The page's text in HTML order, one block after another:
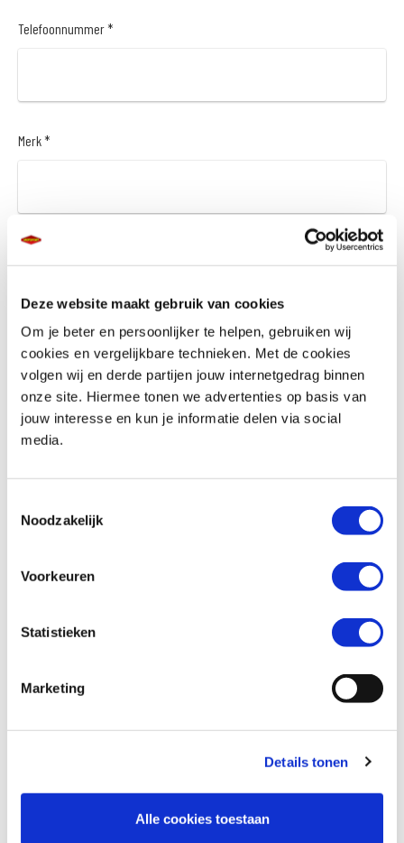
Deze website maakt gebruik van cookies
Om je beter en persoonlijker te helpen, gebruiken wij
cookies en vergelijkbare technieken. Met de cookies
volgen wij en derde partijen jouw internetgedrag binnen
onze site. Hiermee tonen we advertenties op basis van
jouw interesse en kun je informatie delen via social
media.
Noodzakelijk
Voorkeuren
Statistieken
Marketing
Details tonen
Alle cookies toestaan
Telefoonnummer *
Merk *
Bouwjaar *
Kenteken *